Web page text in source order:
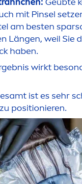
mit Pinsel
am besten
Längen, weil Sie
haben.
wirkt
ist es sehr
positionieren.